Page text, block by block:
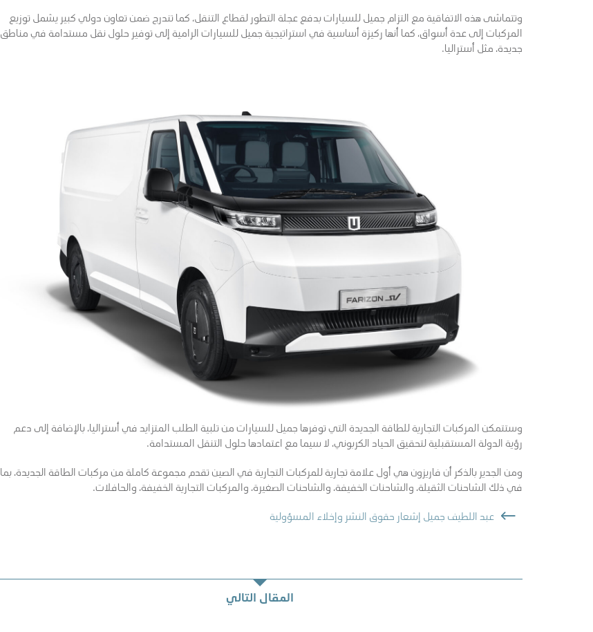
وتتماشى هذه الاتفاقية مع التزام جميل للسيارات بدفع عجلة التطور لقطاع التنقل، كما تندرج ضمن تعاون دولي كبير يشمل توزيع
المركبات إلى عدة أسواق، كما أنها ركيزة أساسية في استراتيجية جميل للسيارات الرامية إلى توفير حلول نقل مستدامة في مناطق
جديدة، مثل أستراليا.
وستتمكن المركبات التجارية للطاقة الجديدة التي توفرها جميل للسيارات من تلبية الطلب المتزايد في أستراليا، بالإضافة إلى دعم
رؤية الدولة المستقبلية لتحقيق الحياد الكربوني، لا سيما مع اعتمادها حلول التنقل المستدامة.
ومن الجدير بالذكر أن فاريزون هي أول علامة تجارية للمركبات التجارية في الصين تقدم مجموعة كاملة من مركبات الطاقة الجديدة، بما
في ذلك الشاحنات الثقيلة، والشاحنات الخفيفة، والشاحنات الصغيرة، والمركبات التجارية الخفيفة، والحافلات.
عبد اللطيف جميل إشعار حقوق النشر وإخلاء المسؤولية
المقال التالي